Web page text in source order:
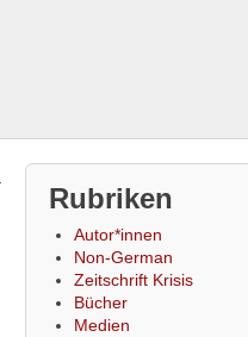
Rubriken
Autor*innen
Non-German
Zeitschrift Krisis
Bücher
Medien